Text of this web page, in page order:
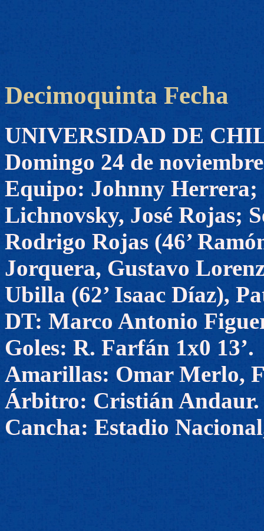
Decimoquinta Fecha
UNIVERSIDAD DE
Domingo 24 de
Equipo: Johnny Herrera;
Lichnovsky, José Rojas;
Rodrigo Rojas (46’
Jorquera, Gustavo
Ubilla (62’ Isaac Díaz),
DT: Marco Antonio
Goles: R. Farfán 1x0 13’.
Amarillas: Omar Merlo,
Árbitro: Cristián Andaur.
Cancha: Estadio